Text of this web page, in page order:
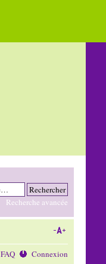
Recherche avancée
FAQ Connexion